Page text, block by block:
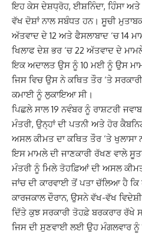
ਇਹ ਕੇਸ ਦੇਸ਼ਧ੍ਰੋਹ, ਈਸ਼ਨਿੰਦਾ, ਹਿੰਸਾ
ਵੱਖ ਦੋਸ਼ਾਂ ਨਾਲ ਸਬੰਧਤ ਹਨ। ਸੂਚੀ
ਅੱਤਵਾਦ ਦੇ 12 ਅਤੇ ਫੈਸਲਾਬਾਦ ‘ਚ 14
ਖਿਲਾਫ ਦੇਸ਼ ਭਰ ‘ਚ 22 ਅੱਤਵਾਦ ਦੇ
ਇਕ ਅਦਾਲਤ ਉਸ ਨੂੰ 10 ਮਈ ਨੂੰ ਉਸ
ਜਿਸ ਵਿਚ ਉਸ ਨੇ ਕਥਿਤ ਤੌਰ ‘ਤੇ
ਕਮਾਈ ਨੂੰ ਲੁਕਾਇਆ ਸੀ।
ਪਿਛਲੇ ਸਾਲ 19 ਨਵੰਬਰ ਨੂੰ ਰਾਸ਼ਟਰੀ
ਮੰਤਰੀ, ਉਨ੍ਹਾਂ ਦੀ ਪਤਨੀ ਅਤੇ ਹੋਰ
ਅਸਲ ਕੀਮਤ ਦਾ ਕਥਿਤ ਤੌਰ ‘ਤੇ ਖੁਲਾਸਾ
ਇਸ ਮਾਮਲੇ ਦੀ ਜਾਣਕਾਰੀ ਰੱਖਣ ਵਾਲੇ
ਮੰਤਰੀ ਨੂੰ ਮਿਲੇ ਤੋਹਫ਼ਿਆਂ ਦੀ ਅਸਲ
ਜਾਂਚ ਦੀ ਕਾਰਵਾਈ ਤੋਂ ਪਤਾ ਚੱਲਿਆ ਹੈ
ਕਾਰਜਕਾਲ ਦੌਰਾਨ, ਉਸਨੇ ਵੱਖ-ਵੱਖ
ਦਿੱਤੇ ਕੁਝ ਸਰਕਾਰੀ ਤੋਹਫ਼ੇ ਬਰਕਰਾਰ ਰੱਖੇ
ਜਿਸ ਦੀ ਸੁਣਵਾਈ ਲਈ ਉਹ ਮੰਗਲਵਾਰ ਨੂੰ